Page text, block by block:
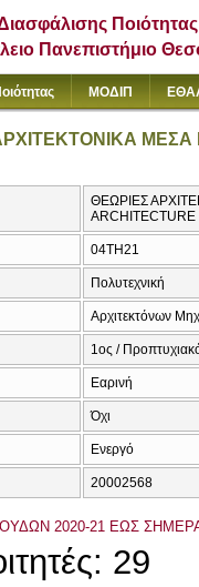
Ποιότητας
Πανεπιστήμιο
ΜΟΔΙΠ
ΘΕΩΡΙΕΣ
ARCHITECTURE
04TH21
Πολυτεχνική
Αρχιτεκτόνων
1ος /
Εαρινή
Όχι
Ενεργό
20002568
2020-21 ΕΩΣ
29